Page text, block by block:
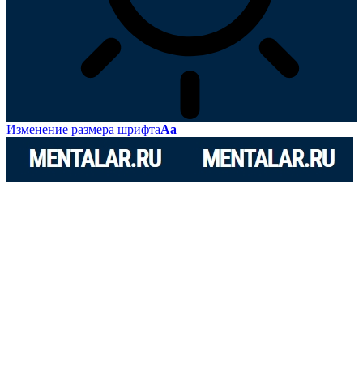
Изменение размера шрифтаАа